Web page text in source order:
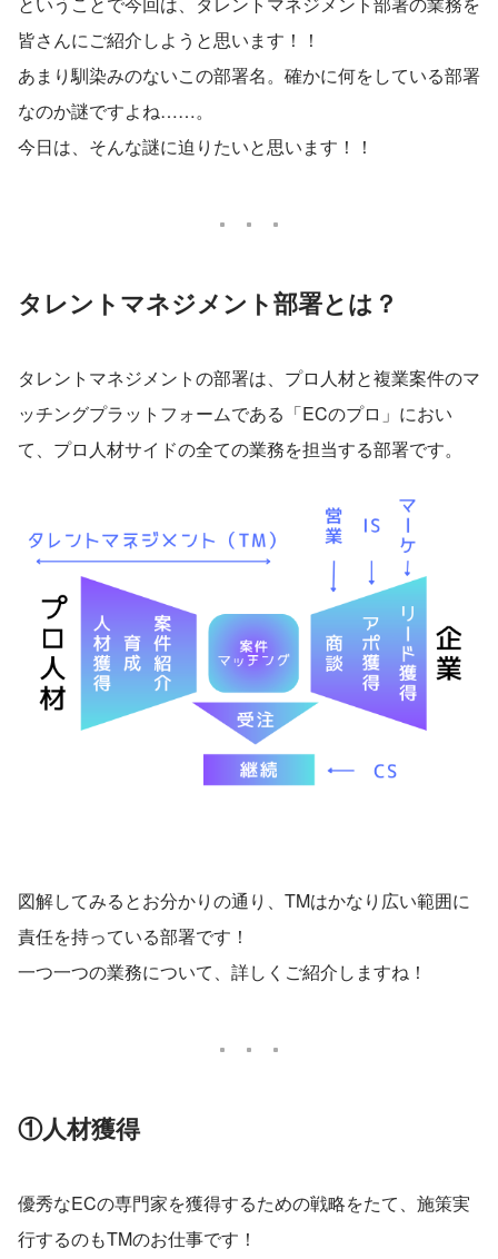
皆さんにご紹介しようと思います！！
あまり馴染みのないこの部署名。確かに何をしている部署
なのか謎ですよね……。
今日は、そんな謎に迫りたいと思います！！
タレントマネジメント部署とは？
タレントマネジメントの部署は、プロ人材と複業案件のマ
ッチングプラットフォームである「ECのプロ」におい
て、プロ人材サイドの全ての業務を担当する部署です。
図解してみるとお分かりの通り、TMはかなり広い範囲に
責任を持っている部署です！
一つ一つの業務について、詳しくご紹介しますね！
①人材獲得
優秀なECの専門家を獲得するための戦略をたて、施策実
行するのもTMのお仕事です！